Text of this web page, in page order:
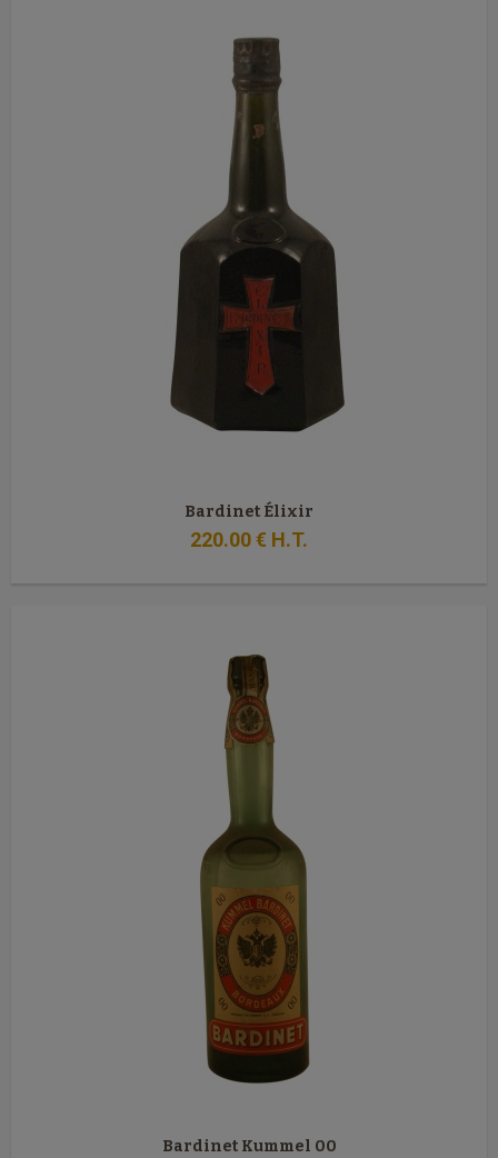
Bardinet Élixir
220.00€ H.T.
Bardinet Kummel 00